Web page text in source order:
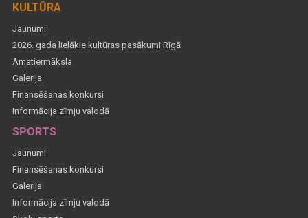
KULTŪRA
Jaunumi
2026. gada lielākie kultūras pasākumi Rīgā
Amatiermāksla
Galerija
Finansēšanas konkursi
Informācija zīmju valodā
SPORTS
Jaunumi
Finansēšanas konkursi
Galerija
Informācija zīmju valodā